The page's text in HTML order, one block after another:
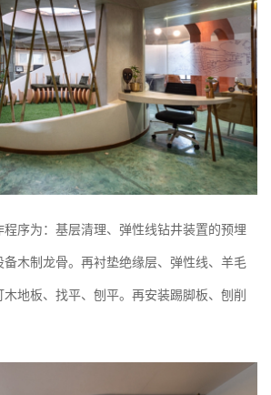
序为：基层清理、弹性线钻井装置的预埋
木制龙骨。再衬垫绝缘层、弹性线、羊毛
地板、找平、刨平。再安装踢脚板、刨削